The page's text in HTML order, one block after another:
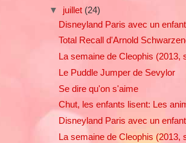
▼
juillet (24)
Disneyland Paris avec un
Total Recall d'Arnold
La semaine de Cleophis (2013,
Le Puddle Jumper de Sevylor
Se dire qu'on s'aime
Chut, les enfants lisent: Les
Disneyland Paris avec un
La semaine de Cleophis (2013,